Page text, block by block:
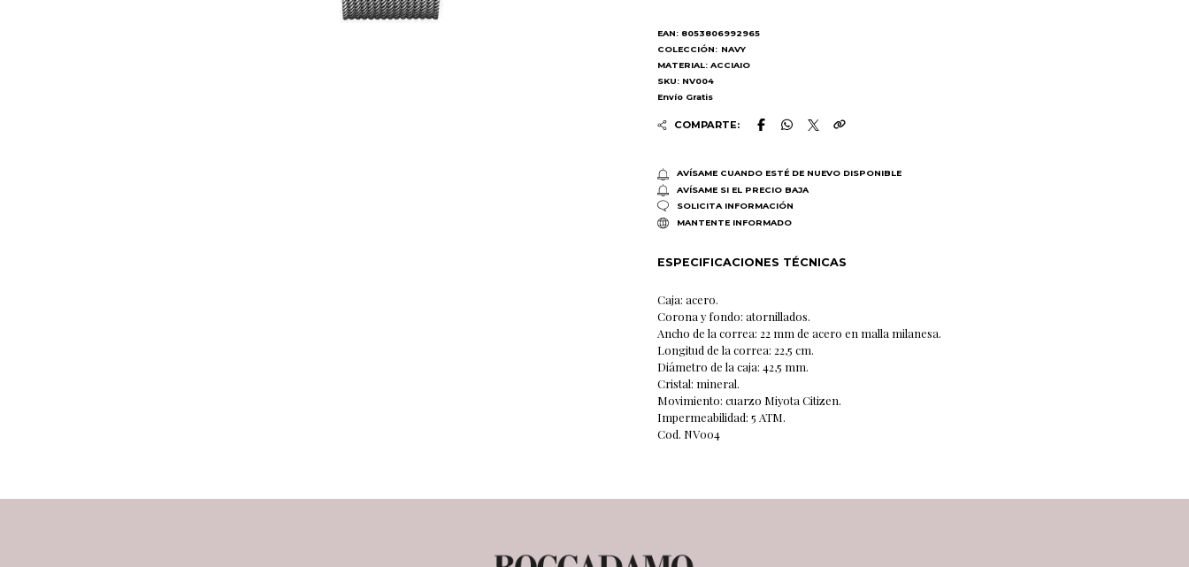
EAN: 8053806992965
COLECCIÓN: NAVY
MATERIAL: ACCIAIO
SKU: NV004
Envío Gratis
COMPARTE:
AVÍSAME CUANDO ESTÉ DE NUEVO DISPONIBLE
AVÍSAME SI EL PRECIO BAJA
SOLICITA INFORMACIÓN
MANTENTE INFORMADO
ESPECIFICACIONES TÉCNICAS
Caja: acero.
Corona y fondo: atornillados.
Ancho de la correa: 22 mm de acero en malla milanesa.
Longitud de la correa: 22,5 cm.
Diámetro de la caja: 42,5 mm.
Cristal: mineral.
Movimiento: cuarzo Miyota Citizen.
Impermeabilidad: 5 ATM.
Cod. NV004